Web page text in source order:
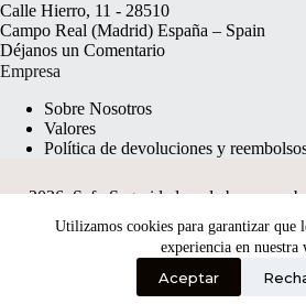
Utilizamos cookies para garantizar que
experiencia en nuestra
Aceptar
Calle Hierro, 11 - 28510
Campo Real (Madrid) España – Spain
Déjanos un Comentario
Empresa
Sobre Nosotros
Valores
Política de devoluciones y
2026, Safy Seguridad made by